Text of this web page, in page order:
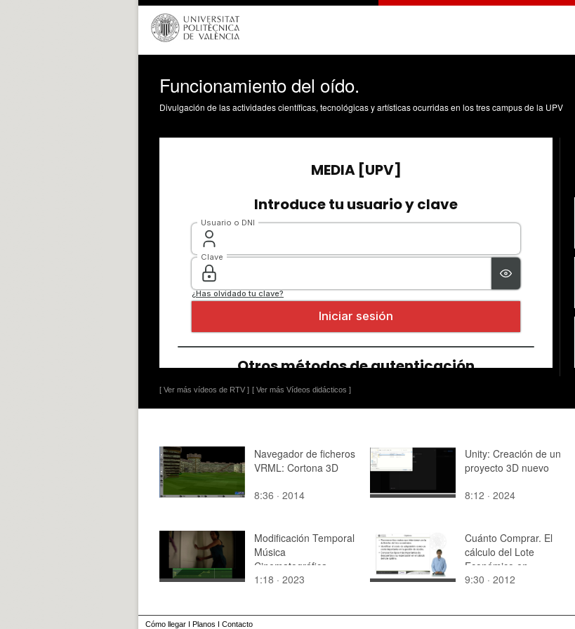
Funcionamiento del oído.
Divulgación de las actividades científicas, tecnológicas y artísticas ocurridas en los tres campus de la UPV
[ Ver más vídeos de RTV ] [ Ver más Vídeos didácticos ]
Navegador de ficheros
VRML: Cortona 3D
8:36 · 2014
Unity: Creación de un
proyecto 3D nuevo
8:12 · 2024
Modificación Temporal
Música
Cinematográfica
1:18 · 2023
Cuánto Comprar. El
cálculo del Lote
Económico en
presencia de
9:30 · 2012
Cómo llegar I Planos I Contacto